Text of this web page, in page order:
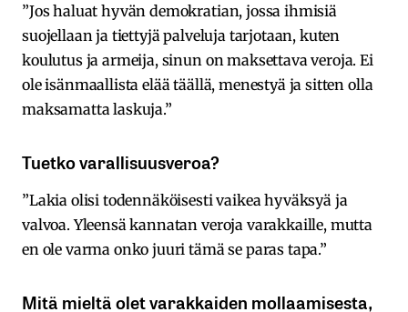
”Jos haluat hyvän demokratian, jossa ihmisiä
suojellaan ja tiettyjä palveluja tarjotaan, kuten
koulutus ja armeija, sinun on maksettava veroja. Ei
ole isänmaallista elää täällä, menestyä ja sitten olla
maksamatta laskuja.”
Tuetko varallisuusveroa?
”Lakia olisi todennäköisesti vaikea hyväksyä ja
valvoa. Yleensä kannatan veroja varakkaille, mutta
en ole varma onko juuri tämä se paras tapa.”
Mitä mieltä olet varakkaiden mollaamisesta,